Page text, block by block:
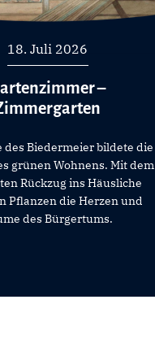
18. Juli 2026
–
des Biedermeier bildete die
grünen Wohnens. Mit dem
Rückzug ins Häusliche
Pflanzen die Herzen und
des Bürgertums.